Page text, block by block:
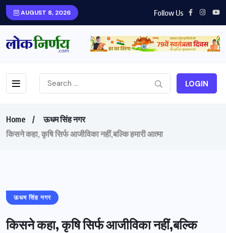
AUGUST 8, 2026 Follow Us
LOGIN
Home
ऊधम सिंह नगर
किसने कहा, कृषि सिर्फ आजीविका नहीं,बल्कि हमारी आत्मा
ऊधम सिंह नगर
किसने कहा, कृषि सिर्फ आजीविका नहीं,बल्कि